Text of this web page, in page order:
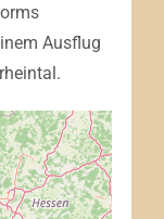
Ausflug